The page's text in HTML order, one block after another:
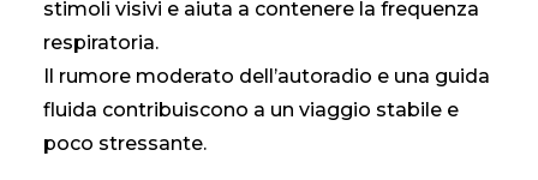
stimoli visivi e aiuta a contenere la frequenza
respiratoria.
Il rumore moderato dell’autoradio e una guida
fluida contribuiscono a un viaggio stabile e
poco stressante.